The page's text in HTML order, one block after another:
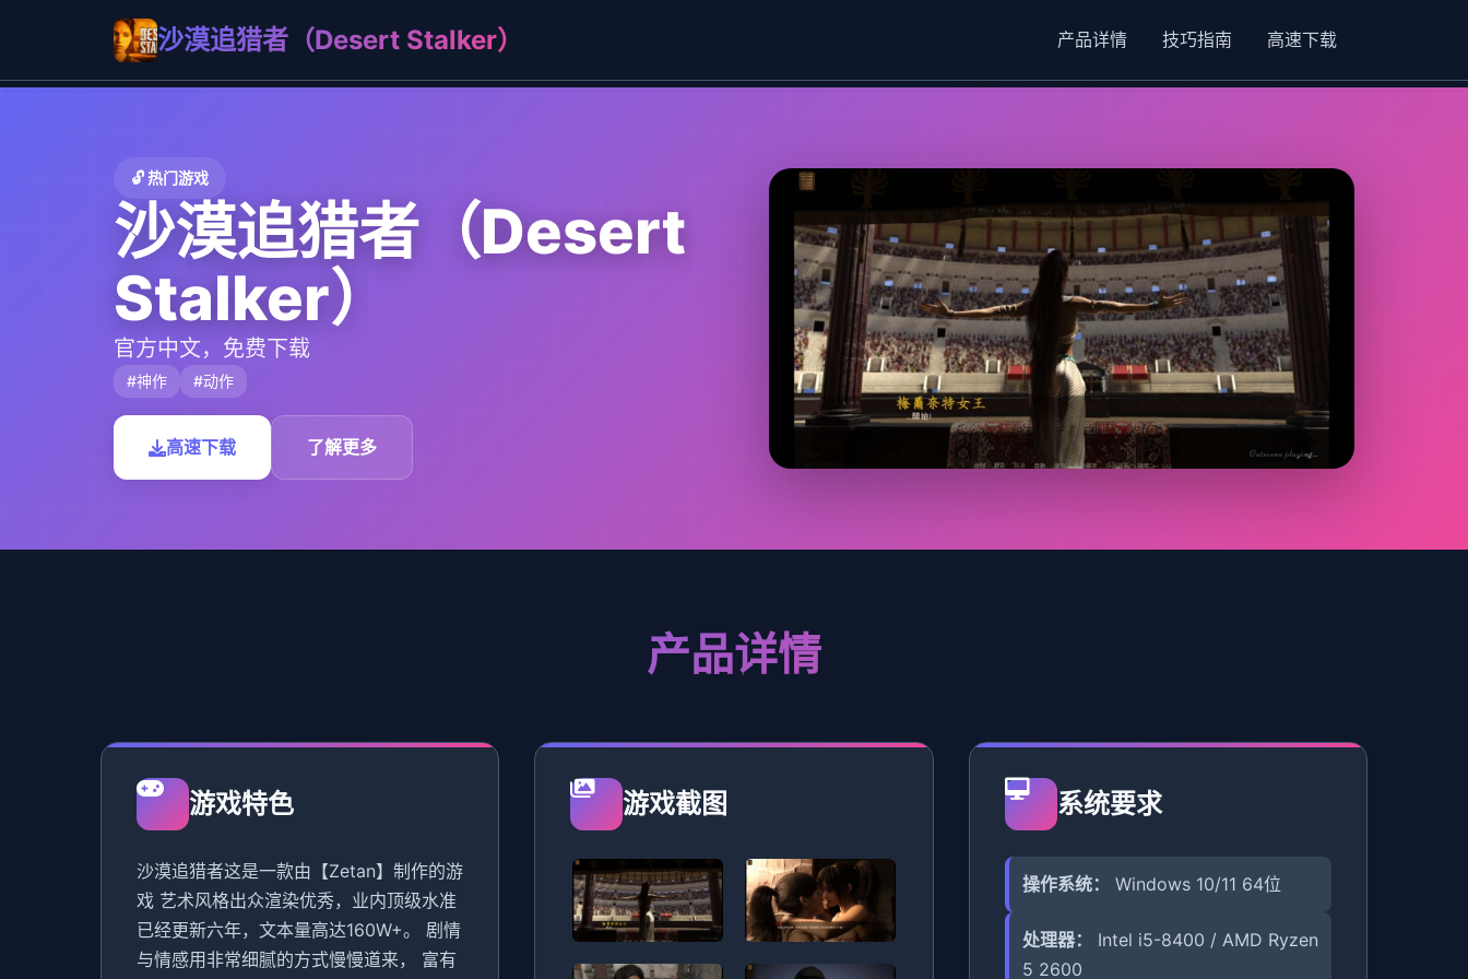
沙漠追猎者（Desert Stalker） 产品详情 技巧指南 高速下载
🔓 热门游戏
沙漠追猎者（Desert
Stalker）
官方中文，免费下载
#神作 #动作
高速下载 了解更多
产品详情
游戏特色
沙漠追猎者这是一款由【Zetan】制作的游
戏 艺术风格出众渲染优秀，业内顶级水准
已经更新六年，文本量高达160W+。 剧情
与情感用非常细腻的方式慢慢道来， 富有
游戏截图 系统要求
操作系统： Windows 10/11 64位
处理器：
Intel i5-8400 / AMD Ryzen
5 2600